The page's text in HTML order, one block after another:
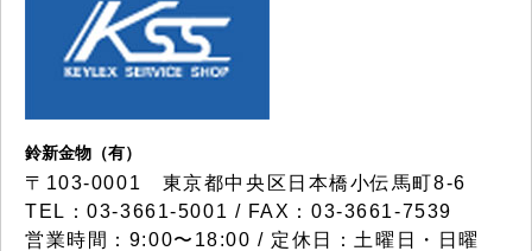
鈴新金物（有）
〒103-0001 東京都中央区日本橋小伝馬町8-6
TEL：03-3661-5001 / FAX：03-3661-7539
営業時間：9:00〜18:00 / 定休日：土曜日・日曜